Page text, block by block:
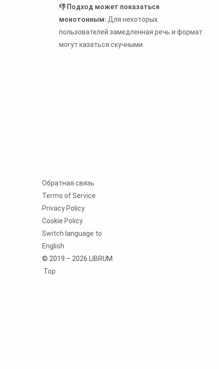
👎 Подход может показаться
монотонным: Для некоторых
пользователей замедленная речь и формат
могут казаться скучными.
Обратная связь
Terms of Service
Privacy Policy
Cookie Policy
Switch language to
English
© 2019 – 2026 LIBRUM
Top